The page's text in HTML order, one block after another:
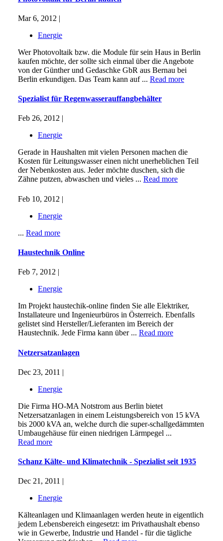
Mar 6, 2012 |
Energie
Wer Photovoltaik bzw. die Module für sein Haus in Berlin
kaufen möchte, der sollte sich einmal über die Angebote
von der Günther und Gedaschke GbR aus Bernau bei
Berlin erkundigen. Das Team kann auf ... Read more
Spezialist für Regenwasserauffangbehälter
Feb 26, 2012 |
Energie
Gerade in Haushalten mit vielen Personen machen die
Kosten für Leitungswasser einen nicht unerheblichen Teil
der Nebenkosten aus. Jeder möchte duschen, sich die
Zähne putzen, abwaschen und vieles ... Read more
Feb 10, 2012 |
Energie
... Read more
Haustechnik Online
Feb 7, 2012 |
Energie
Im Projekt haustechik-online finden Sie alle Elektriker,
Installateure und Ingenieurbüros in Österreich. Ebenfalls
gelistet sind Hersteller/Lieferanten im Bereich der
Haustechnik. Jede Firma kann über ... Read more
Netzersatzanlagen
Dec 23, 2011 |
Energie
Die Firma HO-MA Notstrom aus Berlin bietet
Netzersatzanlagen in einem Leistungsbereich von 15 kVA
bis 2000 kVA an, welche durch die super-schallgedämmten
Umbaugehäuse für einen niedrigen Lärmpegel ...
Read more
Schanz Kälte- und Klimatechnik - Spezialist seit 1935
Dec 21, 2011 |
Energie
Kälteanlagen und Klimaanlagen werden heute in eigentlich
jedem Lebensbereich eingesetzt: im Privathaushalt ebenso
wie in Gewerbe, Industrie und Handel - für die tägliche